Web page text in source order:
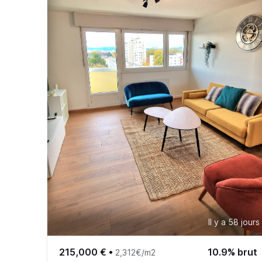
Il y a 58 jours
215,000 € • 2,312€/m2 10.9% brut